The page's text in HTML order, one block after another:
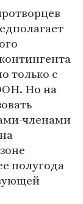
только с
Но на
членами
полугода